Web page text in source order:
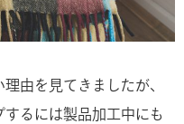
由を見てきましたが、
るには製品加工中にも